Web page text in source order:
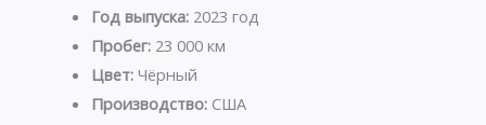
Год выпуска:2023 год
Пробег:23 000 км
Цвет:Чёрный
Производство:США